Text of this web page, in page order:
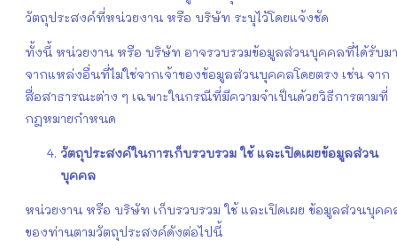
วัตถุประสงค์ที่หน่วยงาน หรือ บริษัท ระบุไว้โดยแจ้งชัด
ทั้งนี้ หน่วยงาน หรือ บริษัท อาจรวบรวมข้อมูลส่วนบุคคลที่ได้รับมา
จากแหล่งอื่นที่ไม่ใช่จากเจ้าของข้อมูลส่วนบุคคลโดยตรง เช่น จาก
สื่อสาธารณะต่าง ๆ เฉพาะในกรณีที่มีความจำเป็นด้วยวิธีการตามที่
กฎหมายกำหนด
วัตถุประสงค์ในการเก็บรวบรวม ใช้ และเปิดเผยข้อมูลส่วน
บุคคล
หน่วยงาน หรือ บริษัท เก็บรวบรวม ใช้ และเปิดเผย ข้อมูลส่วนบุคค
ของท่านตามวัตถุประสงค์ดังต่อไปนี้